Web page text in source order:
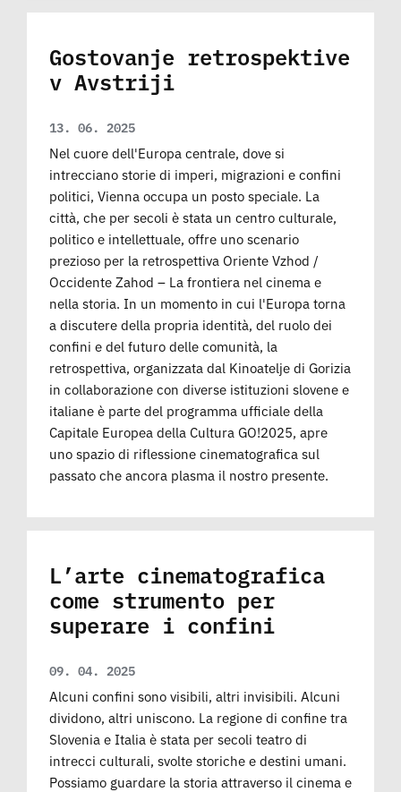
Gostovanje retrospektive
v Avstriji
13. 06. 2025
Nel cuore dell'Europa centrale, dove si
intrecciano storie di imperi, migrazioni e confini
politici, Vienna occupa un posto speciale. La
città, che per secoli è stata un centro culturale,
politico e intellettuale, offre uno scenario
prezioso per la retrospettiva Oriente Vzhod /
Occidente Zahod – La frontiera nel cinema e
nella storia. In un momento in cui l'Europa torna
a discutere della propria identità, del ruolo dei
confini e del futuro delle comunità, la
retrospettiva, organizzata dal Kinoatelje di Gorizia
in collaborazione con diverse istituzioni slovene e
italiane è parte del programma ufficiale della
Capitale Europea della Cultura GO!2025, apre
uno spazio di riflessione cinematografica sul
passato che ancora plasma il nostro presente.
L’arte cinematografica
come strumento per
superare i confini
09. 04. 2025
Alcuni confini sono visibili, altri invisibili. Alcuni
dividono, altri uniscono. La regione di confine tra
Slovenia e Italia è stata per secoli teatro di
intrecci culturali, svolte storiche e destini umani.
Possiamo guardare la storia attraverso il cinema e